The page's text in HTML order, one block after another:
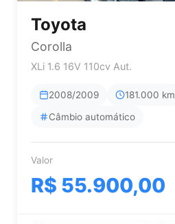
Toyota
Corolla
XLi 1.6 16V 110cv Aut.
2008/2009 181.000 km
Câmbio automático
Valor
R$ 55.900,00